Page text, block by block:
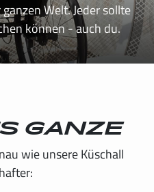
Welt. Jeder sollte
können - auch du.
GANZE
wie unsere Küschall